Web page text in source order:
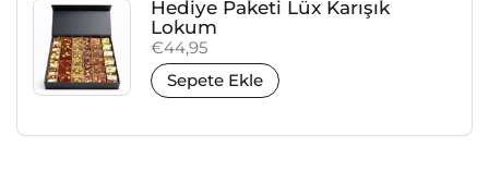
Hediye Paketi Lüx Karışık
Lokum
Fiyat:
€44,95
Sepete Ekle